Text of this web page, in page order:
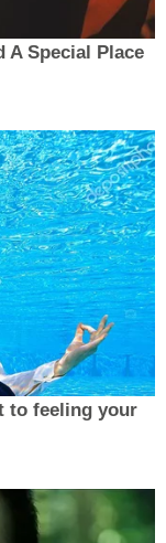
A Special Place
to feeling your